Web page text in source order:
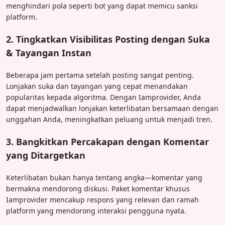
menghindari pola seperti bot yang dapat memicu sanksi
platform.
2. Tingkatkan Visibilitas Posting dengan Suka
& Tayangan Instan
Beberapa jam pertama setelah posting sangat penting.
Lonjakan suka dan tayangan yang cepat menandakan
popularitas kepada algoritma. Dengan Iamprovider, Anda
dapat menjadwalkan lonjakan keterlibatan bersamaan dengan
unggahan Anda, meningkatkan peluang untuk menjadi tren.
3. Bangkitkan Percakapan dengan Komentar
yang Ditargetkan
Keterlibatan bukan hanya tentang angka—komentar yang
bermakna mendorong diskusi. Paket komentar khusus
Iamprovider mencakup respons yang relevan dan ramah
platform yang mendorong interaksi pengguna nyata.